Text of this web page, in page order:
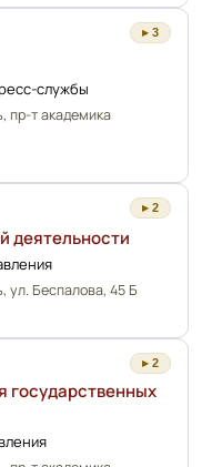
▸ 3
службы
пр-т академика
▸ 2
деятельности
ул. Беспалова, 45 Б
▸ 2
государственных